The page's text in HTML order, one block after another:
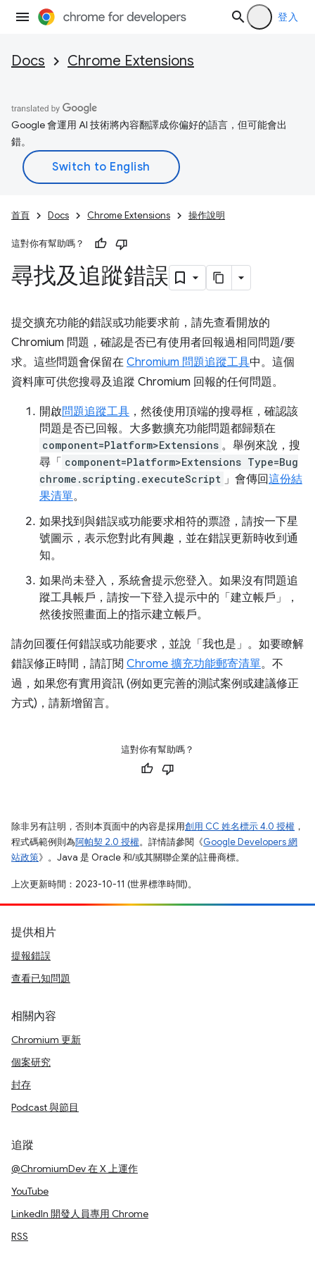
登入
Docs Chrome Extensions
Google 會運用 AI 技術將內容翻譯成你偏好的語言，但可能會出
錯。
首頁 Docs Chrome Extensions 操作說明
這對你有幫助嗎？
尋找及追蹤錯誤
提交擴充功能的錯誤或功能要求前，請先查看開放的
Chromium 問題，確認是否已有使用者回報過相同問題/要
求。這些問題會保留在 Chromium 問題追蹤工具中。這個
資料庫可供您搜尋及追蹤 Chromium 回報的任何問題。
開啟問題追蹤工具 ，然後使用頂端的搜尋框，確認該
問題是否已回報。大多數擴充功能問題都歸類在
component=Platform>Extensions 。舉例來說，搜
尋「 component=Platform>Extensions Type=Bug
chrome.scripting.executeScript 」會傳回這份結
果清單。
如果找到與錯誤或功能要求相符的票證，請按一下星
號圖示，表示您對此有興趣，並在錯誤更新時收到通
知。
如果尚未登入，系統會提示您登入。如果沒有問題追
蹤工具帳戶，請按一下登入提示中的「建立帳戶」
，
然後按照畫面上的指示建立帳戶。
請勿回覆任何錯誤或功能要求，並說「我也是」。如要瞭解
錯誤修正時間，請訂閱 Chrome 擴充功能郵寄清單。不
過，如果您有實用資訊 (例如更完善的測試案例或建議修正
方式)，請新增留言。
這對你有幫助嗎？
除非另有註明，否則本頁面中的內容是採用創用 CC 姓名標示 4.0 授權 ，
程式碼範例則為阿帕契 2.0 授權。詳情請參閱《Google Developers 網
站政策》。Java 是 Oracle 和/或其關聯企業的註冊商標。
上次更新時間：2023-10-11 (世界標準時間)。
提供相片
提報錯誤
查看已知問題
相關內容
Chromium 更新
個案研究
封存
Podcast 與節目
追蹤
@ChromiumDev 在 X 上運作
YouTube
LinkedIn 開發人員專用 Chrome
RSS